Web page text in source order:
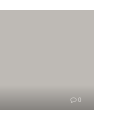
0